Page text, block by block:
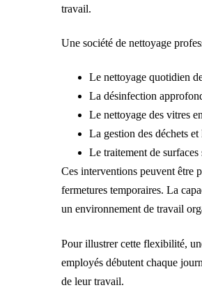
travail.
Une société de nettoyage
Le nettoyage quotidien
La désinfection
Le nettoyage des vitres
La gestion des déchets
Le traitement de
Ces interventions peuvent être
fermetures temporaires. La
un environnement de travail
Pour illustrer cette flexibilité,
employés débutent chaque
de leur travail.